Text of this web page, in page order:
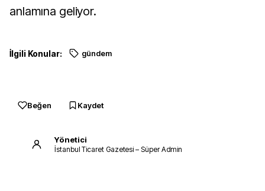
anlamına geliyor.
İlgili Konular: gündem
Beğen Kaydet
Yönetici
İstanbul Ticaret Gazetesi – Süper Admin